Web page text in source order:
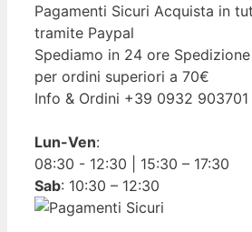
Pagamenti Sicuri Acquista in
tramite Paypal
Spediamo in 24 ore
per ordini superiori a 70€
Info & Ordini +39 0932 903701
Lun-Ven:
08:30 - 12:30 | 15:30 – 17:30
Sab: 10:30 – 12:30